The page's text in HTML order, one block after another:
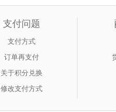
支付问题
支付方式
订单再支付
关于积分兑换
修改支付方式